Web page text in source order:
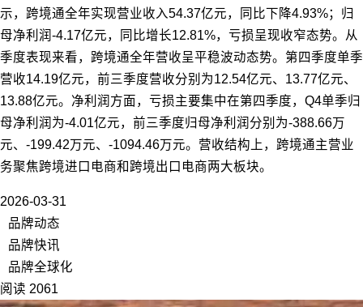
示，跨境通全年实现营业收入54.37亿元，同比下降4.93%；归
母净利润-4.17亿元，同比增长12.81%，亏损呈现收窄态势。从
季度表现来看，跨境通全年营收呈平稳波动态势。第四季度单季
营收14.19亿元，前三季度营收分别为12.54亿元、13.77亿元、
13.88亿元。净利润方面，亏损主要集中在第四季度，Q4单季归
母净利润为-4.01亿元，前三季度归母净利润分别为-388.66万
元、-199.42万元、-1094.46万元。营收结构上，跨境通主营业
务聚焦跨境进口电商和跨境出口电商两大板块。
2026-03-31
品牌动态
品牌快讯
品牌全球化
阅读 2061